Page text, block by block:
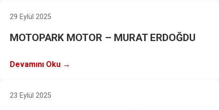
29 Eylül 2025
MOTOPARK MOTOR – MURAT ERDOĞDU
Devamını Oku →
23 Eylül 2025